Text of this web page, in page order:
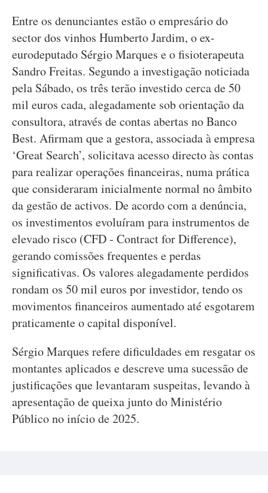
Entre os denunciantes estão o empresário do
sector dos vinhos Humberto Jardim, o ex-
eurodeputado Sérgio Marques e o fisioterapeuta
Sandro Freitas. Segundo a investigação noticiada
pela Sábado, os três terão investido cerca de 50
mil euros cada, alegadamente sob orientação da
consultora, através de contas abertas no Banco
Best. Afirmam que a gestora, associada à empresa
‘Great Search’, solicitava acesso directo às contas
para realizar operações financeiras, numa prática
que consideraram inicialmente normal no âmbito
da gestão de activos. De acordo com a denúncia,
os investimentos evoluíram para instrumentos de
elevado risco (CFD - Contract for Difference),
gerando comissões frequentes e perdas
significativas. Os valores alegadamente perdidos
rondam os 50 mil euros por investidor, tendo os
movimentos financeiros aumentado até esgotarem
praticamente o capital disponível.
Sérgio Marques refere dificuldades em resgatar os
montantes aplicados e descreve uma sucessão de
justificações que levantaram suspeitas, levando à
apresentação de queixa junto do Ministério
Público no início de 2025.